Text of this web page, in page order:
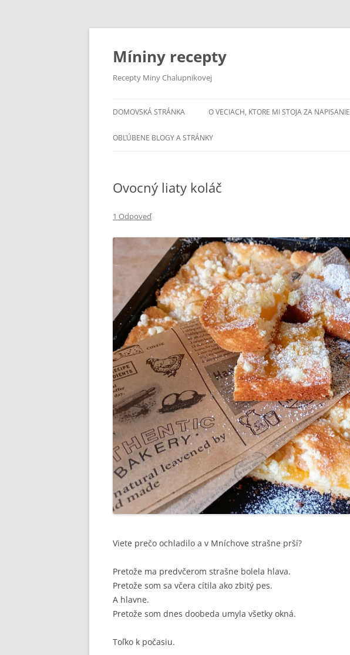
Preskočiť
obsah
Míniny recepty
Recepty Miny Chalupnikovej
DOMOVSKÁ STRÁNKA O VECIACH, KTORE MI STOJA ZA NAPISANIE
OBĽÚBENE BLOGY A STRÁNKY
Ovocný liaty koláč
1 Odpoveď
Viete prečo ochladilo a v Mníchove strašne prší?
Pretože ma predvčerom strašne bolela hlava.
Pretože som sa včera cítila ako zbitý pes.
A hlavne.
Pretože som dnes doobeda umyla všetky okná.
Toľko k počasiu.